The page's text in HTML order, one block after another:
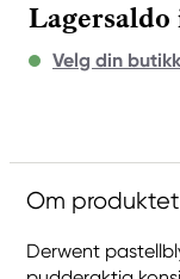
Velg din butikk
Om produktet
Derwent